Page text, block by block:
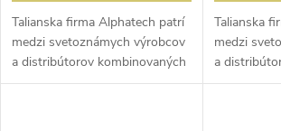
Talianska firma Alphatech patrí
medzi svetoznámych výrobcov
a distribútorov kombinovaných
pecí a konvektomatov, ktoré sú
Talianska
medzi
a
pecí a